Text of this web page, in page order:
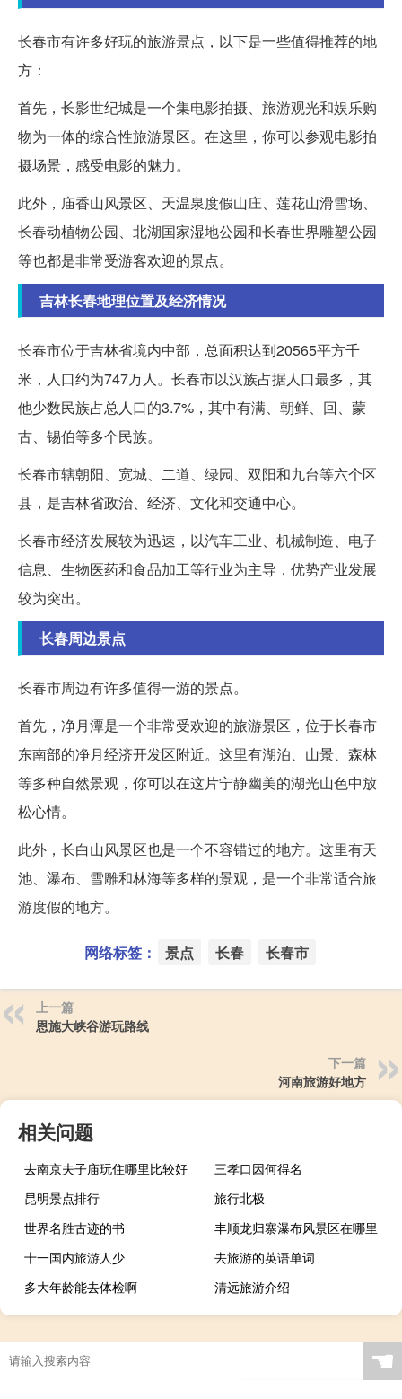
长春市有许多好玩的旅游景点，以下是一些值得推荐的地
方：
首先，长影世纪城是一个集电影拍摄、旅游观光和娱乐购
物为一体的综合性旅游景区。在这里，你可以参观电影拍
摄场景，感受电影的魅力。
此外，庙香山风景区、天温泉度假山庄、莲花山滑雪场、
长春动植物公园、北湖国家湿地公园和长春世界雕塑公园
等也都是非常受游客欢迎的景点。
吉林长春地理位置及经济情况
长春市位于吉林省境内中部，总面积达到20565平方千
米，人口约为747万人。长春市以汉族占据人口最多，其
他少数民族占总人口的3.7%，其中有满、朝鲜、回、蒙
古、锡伯等多个民族。
长春市辖朝阳、宽城、二道、绿园、双阳和九台等六个区
县，是吉林省政治、经济、文化和交通中心。
长春市经济发展较为迅速，以汽车工业、机械制造、电子
信息、生物医药和食品加工等行业为主导，优势产业发展
较为突出。
长春周边景点
长春市周边有许多值得一游的景点。
首先，净月潭是一个非常受欢迎的旅游景区，位于长春市
东南部的净月经济开发区附近。这里有湖泊、山景、森林
等多种自然景观，你可以在这片宁静幽美的湖光山色中放
松心情。
此外，长白山风景区也是一个不容错过的地方。这里有天
池、瀑布、雪雕和林海等多样的景观，是一个非常适合旅
游度假的地方。
网络标签： 景点 长春 长春市
上一篇
恩施大峡谷游玩路线
下一篇
河南旅游好地方
相关问题
去南京夫子庙玩住哪里比较好
三孝口因何得名
昆明景点排行
旅行北极
世界名胜古迹的书
丰顺龙归寨瀑布风景区在哪里
十一国内旅游人少
去旅游的英语单词
多大年龄能去体检啊
清远旅游介绍
☚